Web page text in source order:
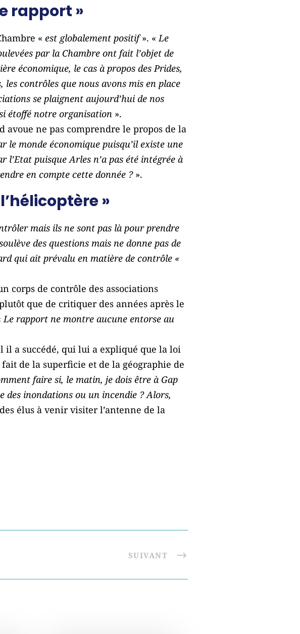
rapport »
« est globalement positif». « Le
par la Chambre ont fait l’objet de
économique, le cas à propos des Prides,
les contrôles que nous avons mis en place
se plaignent aujourd’hui de nos
étoffé notre organisation ».
ne pas comprendre le propos de la
le monde économique puisqu’il existe une
puisque Arles n’a pas été intégrée à
en compte cette donnée ? ».
»
mais ils ne sont pas là pour prendre
des questions mais ne donne pas de
qui ait prévalu en matière de contrôle «
corps de contrôle des associations
que de critiquer des années après le
Le rapport ne montre aucune entorse au
il a succédé, qui lui a expliqué que la loi
de la superficie et de la géographie de
faire si, le matin, je dois être à Gap
des inondations ou un incendie ? Alors,
élus à venir visiter l’antenne de la
SUIVANT